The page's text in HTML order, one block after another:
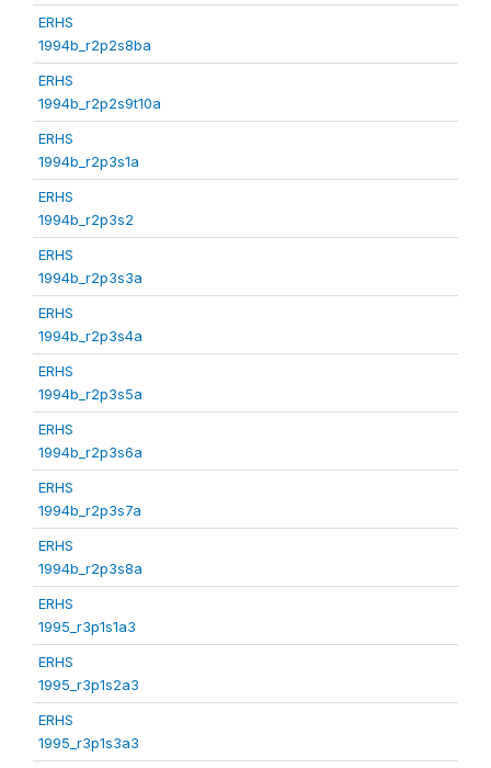
ERHS
1994b_r2p2s8ba
ERHS
1994b_r2p2s9t10a
ERHS
1994b_r2p3s1a
ERHS
1994b_r2p3s2
ERHS
1994b_r2p3s3a
ERHS
1994b_r2p3s4a
ERHS
1994b_r2p3s5a
ERHS
1994b_r2p3s6a
ERHS
1994b_r2p3s7a
ERHS
1994b_r2p3s8a
ERHS
1995_r3p1s1a3
ERHS
1995_r3p1s2a3
ERHS
1995_r3p1s3a3